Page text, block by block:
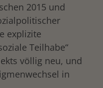
2015 und
explizite
Teilhabe“
völlig neu, und
in